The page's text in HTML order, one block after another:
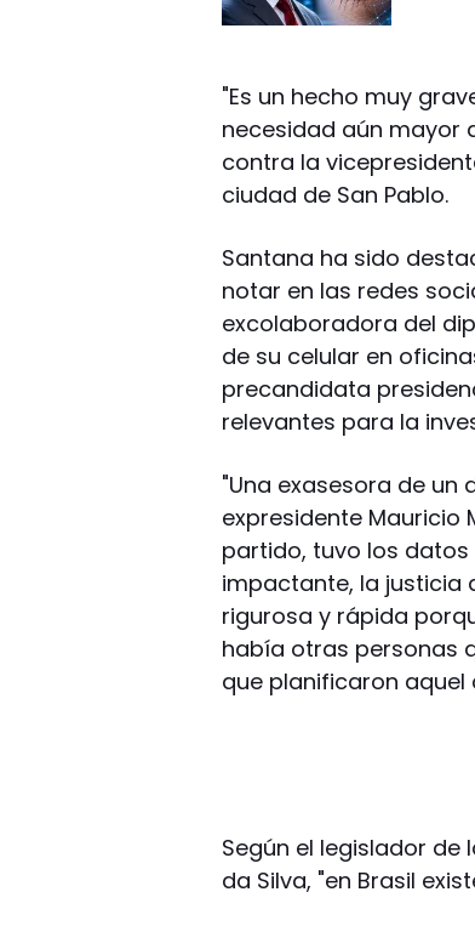
"Es un hecho muy
necesidad aún mayor
contra la
ciudad de San Pablo.
Santana ha sido
notar en las redes
excolaboradora del
de su celular en
precandidata
relevantes para la
"Una exasesora de
expresidente Mauricio
partido, tuvo los
impactante, la justicia
rigurosa y rápida
había otras personas
que planificaron
Según el legislador de
da Silva, "en Brasil